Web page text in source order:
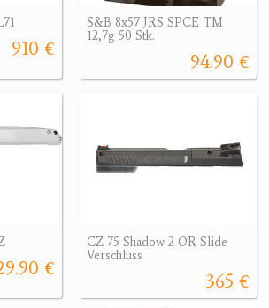
910 €
S&B 8x57 JRS SPCE TM
12,7g 50 Stk.
94.90 €
€
CZ 75 Shadow 2 OR Slide
Verschluss
365 €